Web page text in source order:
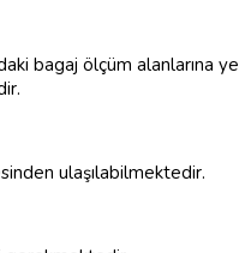
bagaj ölçüm alanlarına
ulaşılabilmektedir.